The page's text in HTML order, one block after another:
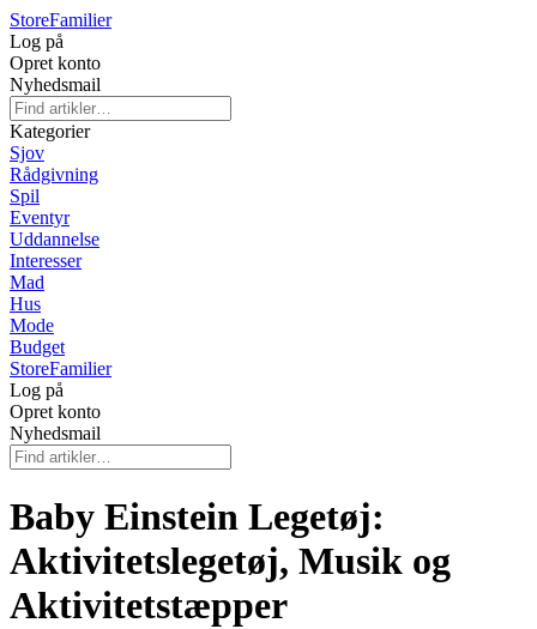
StoreFamilier
Log på
Opret konto
Nyhedsmail
Kategorier
Sjov
Rådgivning
Spil
Eventyr
Uddannelse
Interesser
Mad
Hus
Mode
Budget
StoreFamilier
Log på
Opret konto
Nyhedsmail
Baby Einstein Legetøj:
Aktivitetslegetøj, Musik og
Aktivitetstæpper